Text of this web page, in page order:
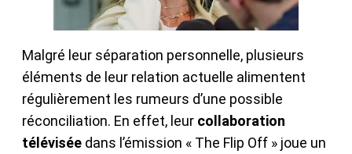
Malgré leur séparation personnelle, plusieurs
éléments de leur relation actuelle alimentent
régulièrement les rumeurs d’une possible
réconciliation. En effet, leur collaboration
télévisée dans l’émission « The Flip Off » joue un